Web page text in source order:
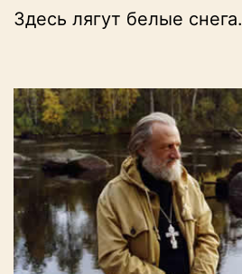
Здесь лягут белые снега.